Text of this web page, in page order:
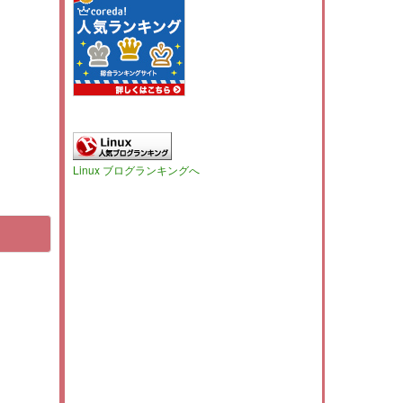
Linux ブログランキングへ